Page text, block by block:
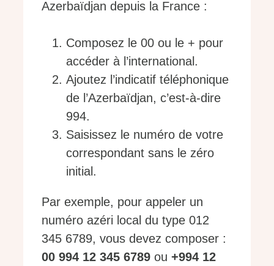
Azerbaïdjan depuis la France :
Composez le 00 ou le + pour
accéder à l’international.
Ajoutez l’indicatif téléphonique
de l’Azerbaïdjan, c’est-à-dire
994.
Saisissez le numéro de votre
correspondant sans le zéro
initial.
Par exemple, pour appeler un
numéro azéri local du type 012
345 6789, vous devez composer :
00 994 12 345 6789 ou +994 12